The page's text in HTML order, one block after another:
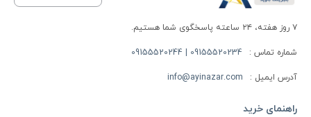
۷ روز هفته، ۲۴ ساعته پاسخگوی شما هستیم.
شماره تماس : 09155520234 | 09155520244
آدرس ایمیل : info@ayinazar.com
راهنمای خرید